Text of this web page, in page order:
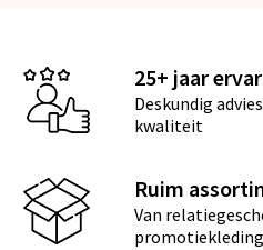
25+ jaar
Deskundig
kwaliteit
Ruim
Van
promotiekleding